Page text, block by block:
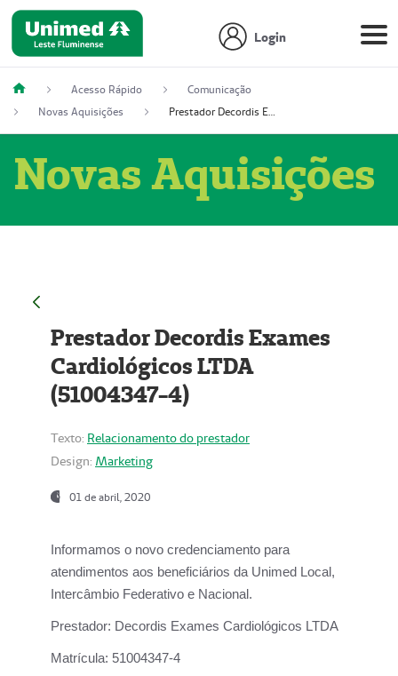
Login
Acesso Rápido
Comunicação
Novas Aquisições
Prestador Decordis Exames Cardiológicos LTDA (51004347-4)
Novas Aquisições
Prestador Decordis Exames
Cardiológicos LTDA
(51004347-4)
Texto: Relacionamento do prestador
Design: Marketing
01 de abril, 2020
Informamos o novo credenciamento para
atendimentos aos beneficiários da Unimed Local,
Intercâmbio Federativo e Nacional.
Prestador: Decordis Exames Cardiológicos LTDA
Matrícula: 51004347-4